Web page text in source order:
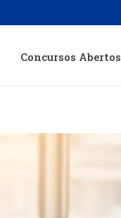
Concursos Abertos